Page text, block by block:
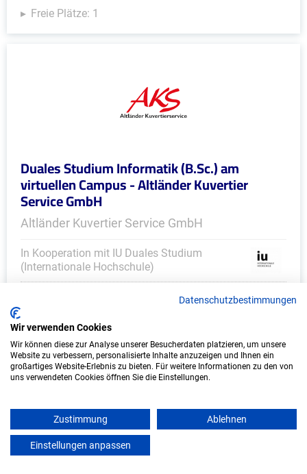
Freie Plätze: 1
Duales Studium Informatik (B.Sc.) am
virtuellen Campus - Altländer Kuvertier
Service GmbH
Altländer Kuvertier Service GmbH
In Kooperation mit IU Duales Studium
(Internationale Hochschule)
Freie Plätze: 1
Datenschutzbestimmungen
Wir verwenden Cookies
Wir können diese zur Analyse unserer Besucherdaten platzieren, um unsere
Website zu verbessern, personalisierte Inhalte anzuzeigen und Ihnen ein
großartiges Website-Erlebnis zu bieten. Für weitere Informationen zu den von
uns verwendeten Cookies öffnen Sie die Einstellungen.
Zustimmung Ablehnen
Einstellungen anpassen